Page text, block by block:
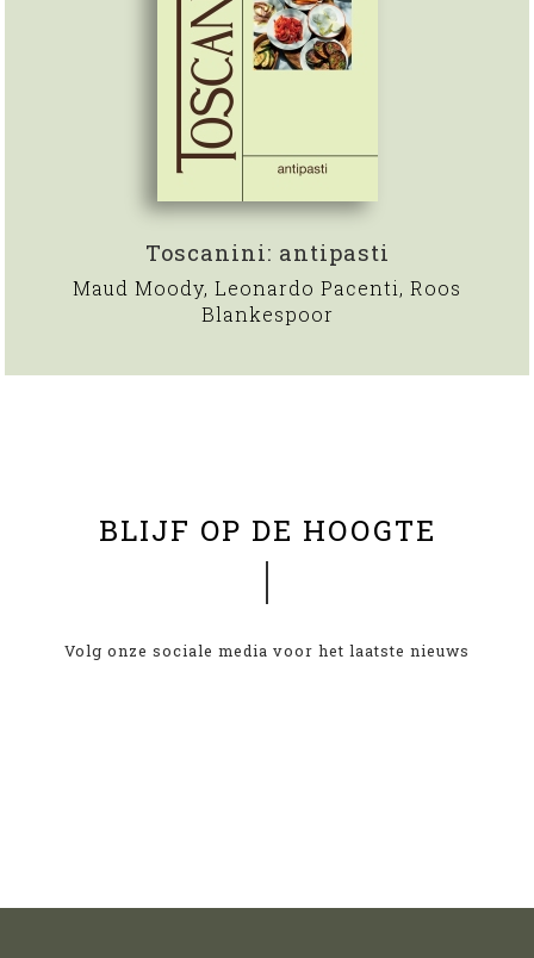
Toscanini: antipasti
Maud Moody, Leonardo Pacenti, Roos
Blankespoor
BLIJF OP DE HOOGTE
Volg onze sociale media voor het laatste nieuws